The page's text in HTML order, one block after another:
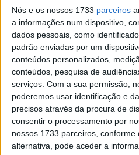
Nós e os nossos 1733 parceiros
a informações num dispositivo,
dados pessoais, como
padrão enviadas por um
conteúdos personalizados,
conteúdos, pesquisa de
serviços. Com a sua permissão,
poderemos usar identificação e
precisos através da procura de
consentir o processamento por
nossos 1733 parceiros, conforme
alternativa, pode aceder a
elétricos terminou com
Suécia. Após três anos de
Volvo, as estações de
funcionar em permanência,
a ser implementado um
tecnologia noutras
A conclusão dos testes foi
numa conferência pela
outros parceiros envolvidos.